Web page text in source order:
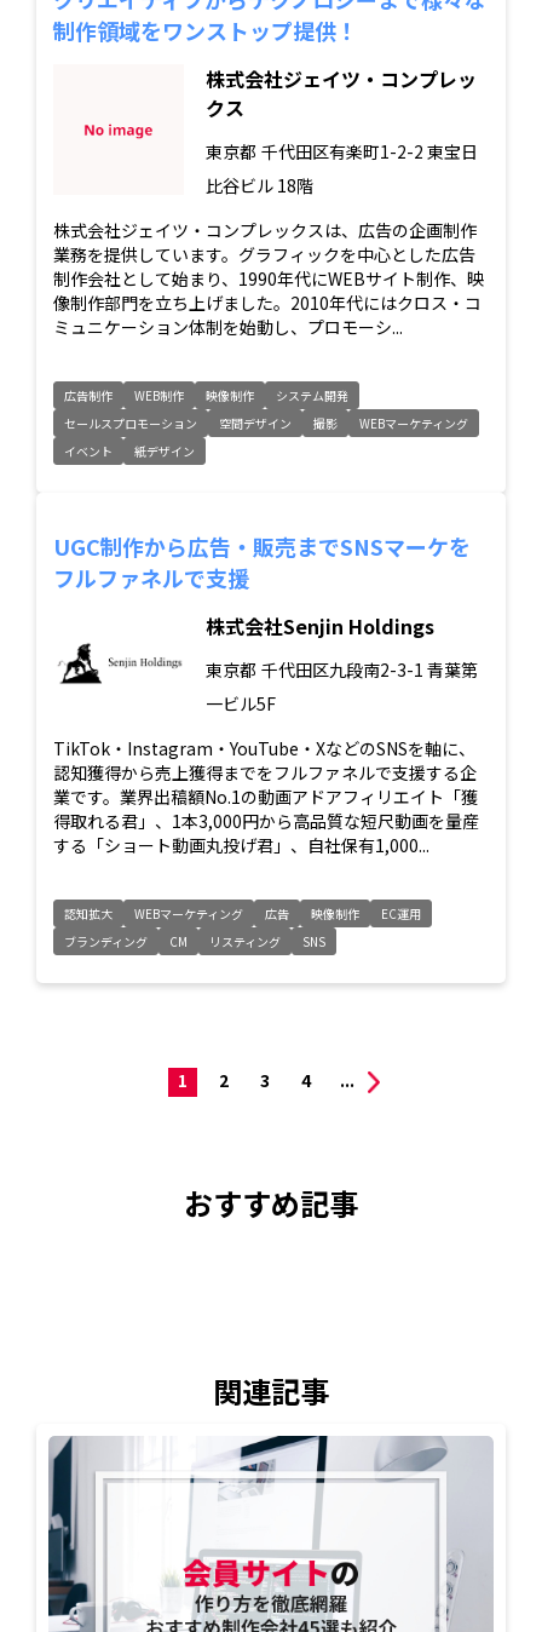
制作領域をワンストップ提供！
株式会社ジェイツ・コンプレッ
クス
東京都 千代田区有楽町1-2-2 東宝日
比谷ビル 18階
株式会社ジェイツ・コンプレックスは、広告の企画制作
業務を提供しています。グラフィックを中心とした広告
制作会社として始まり、1990年代にWEBサイト制作、映
像制作部門を立ち上げました。2010年代にはクロス・コ
ミュニケーション体制を始動し、プロモーシ...
広告制作 WEB制作 映像制作
システム開発
セールスプロモーション
空間デザイン 撮影
WEBマーケティング
イベント
紙デザイン
UGC制作から広告・販売までSNSマーケを
フルファネルで支援
株式会社Senjin Holdings
東京都 千代田区九段南2-3-1 青葉第
一ビル5F
TikTok・Instagram・YouTube・XなどのSNSを軸に、
認知獲得から売上獲得までをフルファネルで支援する企
業です。業界出稿額No.1の動画アドアフィリエイト「獲
得取れる君」、1本3,000円から高品質な短尺動画を量産
する「ショート動画丸投げ君」、自社保有1,000...
認知拡大 WEBマーケティング 広告 映像制作
EC運用
ブランディング
CM リスティング SNS
1 2 3 4 ...
おすすめ記事
関連記事